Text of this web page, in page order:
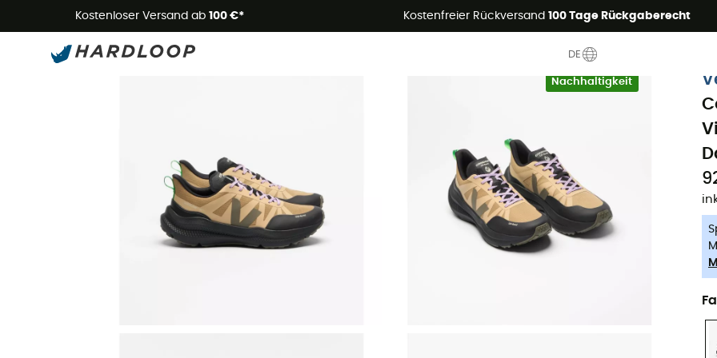
Kostenloser Versand ab 100 €* Kostenfreier Rückversand 100 Tage Rückgaberecht
DE
Sommerangebote🔥 -5% EXTRA ab 2 Produkten* Code Summer5
-5% Extra - Code Summer5
Nachhaltigkeit